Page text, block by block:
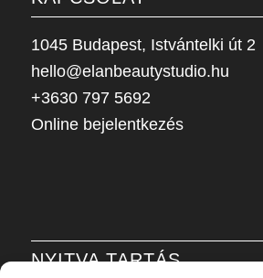
1045 Budapest, Istvántelki út 2
hello@elanbeautystudio.hu
+3630 797 5692
Online bejelentkezés
NYITVA TARTÁS